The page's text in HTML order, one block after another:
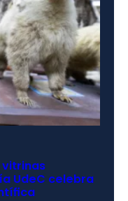
UdeC celebra